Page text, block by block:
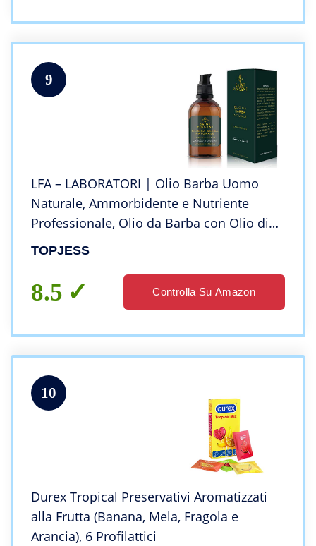
9
LFA – LABORATORI | Olio Barba Uomo
Naturale, Ammorbidente e Nutriente
Professionale, Olio da Barba con Olio di
Argan e Ricino, Dopobarba uomo | 50 ml
TOPJESS
8.5 Controlla Su Amazon
10
Durex Tropical Preservativi Aromatizzati
alla Frutta (Banana, Mela, Fragola e
Arancia), 6 Profilattici